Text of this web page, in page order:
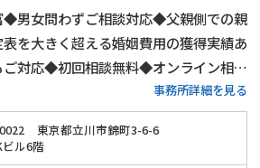
男女問わずご相談対応◆父親側での親
を大きく超える婚姻費用の獲得実績あ
対応◆初回相談無料◆オンライン相談
までご相談受付◆土日祝日もご予約可
分
事務所詳細を見る
0022
東京都立川市錦町3-6-6
ル6階